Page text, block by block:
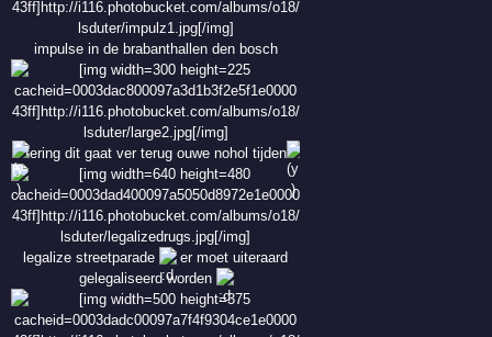
impulse in de brabanthallen den bosch
tering dit gaat ver terug ouwe nohol tijden
legalize streetparade
er moet uiteraard
gelegaliseerd worden